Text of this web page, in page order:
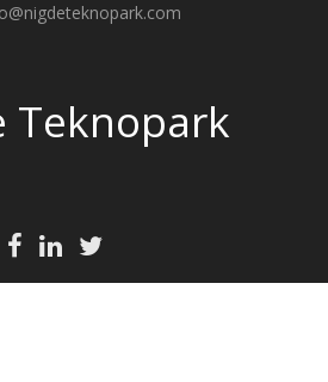
Teknopark